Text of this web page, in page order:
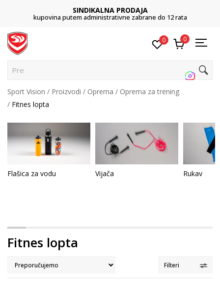
SINDIKALNA PRODAJA
kupovina putem administrativne zabrane do 12 rata
0 0
Pretr
Sport Vision Proizvodi Oprema
Oprema za trening
Fitnes lopta
Flašica za vodu Vijača Rukav
Fitnes lopta
Filteri